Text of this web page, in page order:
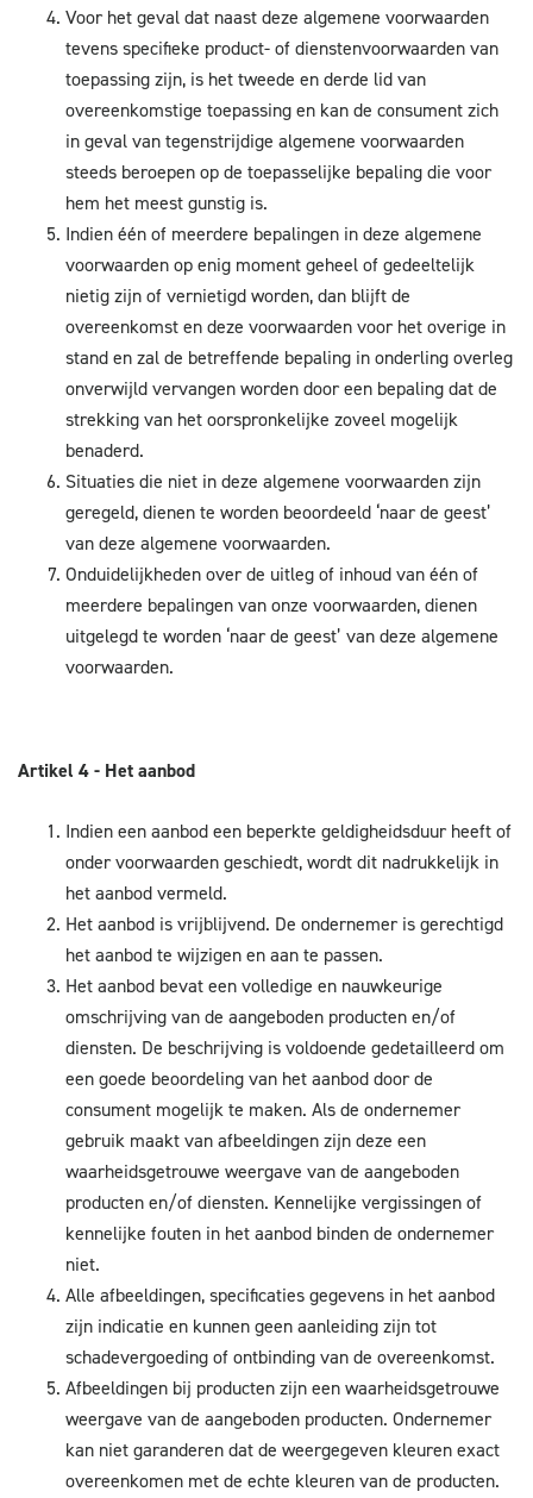
Voor het geval dat naast deze algemene voorwaarden
tevens specifieke product- of dienstenvoorwaarden van
toepassing zijn, is het tweede en derde lid van
overeenkomstige toepassing en kan de consument zich
in geval van tegenstrijdige algemene voorwaarden
steeds beroepen op de toepasselijke bepaling die voor
hem het meest gunstig is.
Indien één of meerdere bepalingen in deze algemene
voorwaarden op enig moment geheel of gedeeltelijk
nietig zijn of vernietigd worden, dan blijft de
overeenkomst en deze voorwaarden voor het overige in
stand en zal de betreffende bepaling in onderling overleg
onverwijld vervangen worden door een bepaling dat de
strekking van het oorspronkelijke zoveel mogelijk
benaderd.
Situaties die niet in deze algemene voorwaarden zijn
geregeld, dienen te worden beoordeeld ‘naar de geest’
van deze algemene voorwaarden.
Onduidelijkheden over de uitleg of inhoud van één of
meerdere bepalingen van onze voorwaarden, dienen
uitgelegd te worden ‘naar de geest’ van deze algemene
voorwaarden.
Artikel 4 - Het aanbod
Indien een aanbod een beperkte geldigheidsduur heeft of
onder voorwaarden geschiedt, wordt dit nadrukkelijk in
het aanbod vermeld.
Het aanbod is vrijblijvend. De ondernemer is gerechtigd
het aanbod te wijzigen en aan te passen.
Het aanbod bevat een volledige en nauwkeurige
omschrijving van de aangeboden producten en/of
diensten. De beschrijving is voldoende gedetailleerd om
een goede beoordeling van het aanbod door de
consument mogelijk te maken. Als de ondernemer
gebruik maakt van afbeeldingen zijn deze een
waarheidsgetrouwe weergave van de aangeboden
producten en/of diensten. Kennelijke vergissingen of
kennelijke fouten in het aanbod binden de ondernemer
niet.
Alle afbeeldingen, specificaties gegevens in het aanbod
zijn indicatie en kunnen geen aanleiding zijn tot
schadevergoeding of ontbinding van de overeenkomst.
Afbeeldingen bij producten zijn een waarheidsgetrouwe
weergave van de aangeboden producten. Ondernemer
kan niet garanderen dat de weergegeven kleuren exact
overeenkomen met de echte kleuren van de producten.